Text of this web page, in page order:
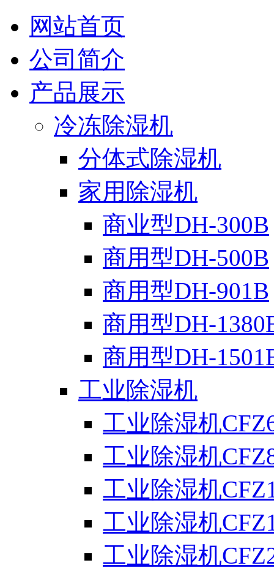
网站首页
公司简介
产品展示
冷冻除湿机
分体式除湿机
家用除湿机
商业型DH-300B
商用型DH-500B
商用型DH-901B
商用型DH-
商用型DH-
工业除湿机
工业除湿机
工业除湿机
工业除湿机
工业除湿机
工业除湿机